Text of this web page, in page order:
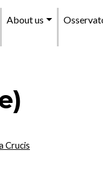
Menu
About us
Crucis